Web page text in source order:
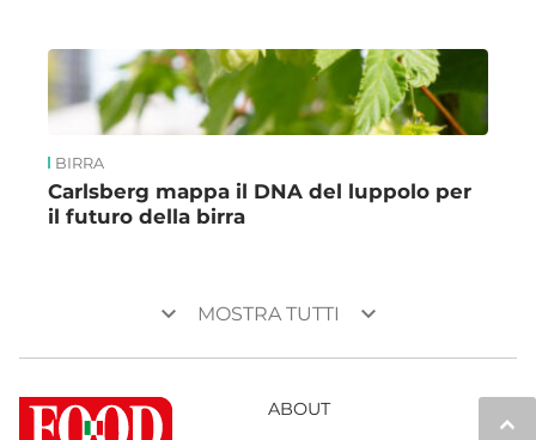
BIRRA
Carlsberg mappa il DNA del luppolo per
il futuro della birra
keyboard_arrow_down MOSTRA TUTTI keyboard_arrow_down
keyboard_arrow_up
ABOUT